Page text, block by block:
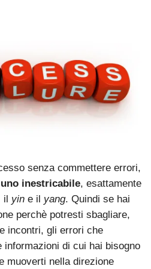
senza commettere errori,
inestricabile, esattamente
il yin e il yang. Quindi se hai
perchè potresti sbagliare,
incontri, gli errori che
di cui hai bisogno
muoverti nella direzione